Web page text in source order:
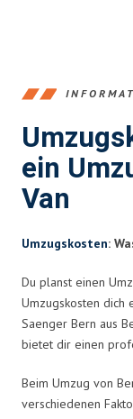
ein
Van
Umzugskosten:
Du planst einen
Umzugskosten dich
Saenger Bern aus
bietet dir einen
Beim Umzug von
verschiedenen